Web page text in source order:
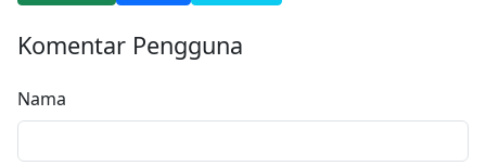
Komentar Pengguna
Nama